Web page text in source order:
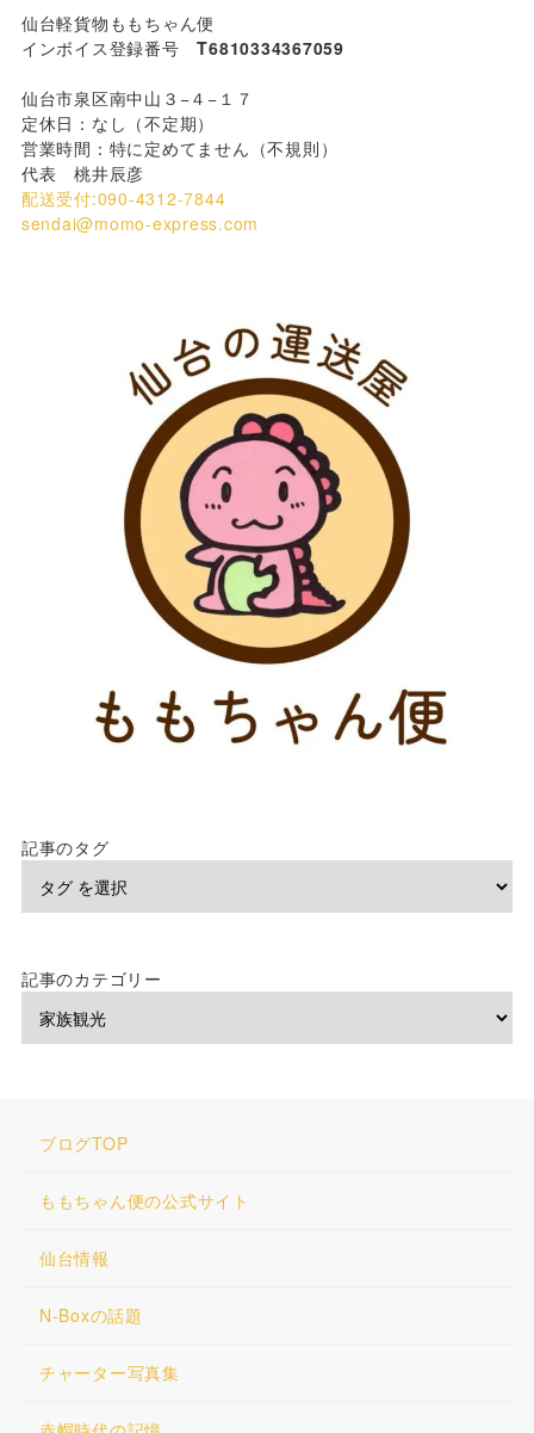
仙台軽貨物ももちゃん便
インボイス登録番号T6810334367059
仙台市泉区南中山３−４−１７
定休日：なし（不定期）
営業時間：特に定めてません（不規則）
代表 桃井辰彦
配送受付:090-4312-7844
sendai@momo-express.com
記事のタグ
記事のカテゴリー
ブログTOP
ももちゃん便の公式サイト
仙台情報
N-Boxの話題
チャーター写真集